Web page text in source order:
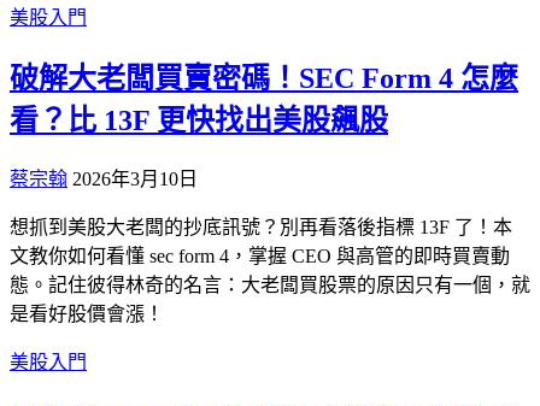
美股入門
破解大老闆買賣密碼！SEC Form 4 怎麼
看？比 13F 更快找出美股飆股
蔡宗翰 2026年3月10日
想抓到美股大老闆的抄底訊號？別再看落後指標 13F 了！本
文教你如何看懂 sec form 4，掌握 CEO 與高管的即時買賣動
態。記住彼得林奇的名言：大老闆買股票的原因只有一個，就
是看好股價會漲！
美股入門